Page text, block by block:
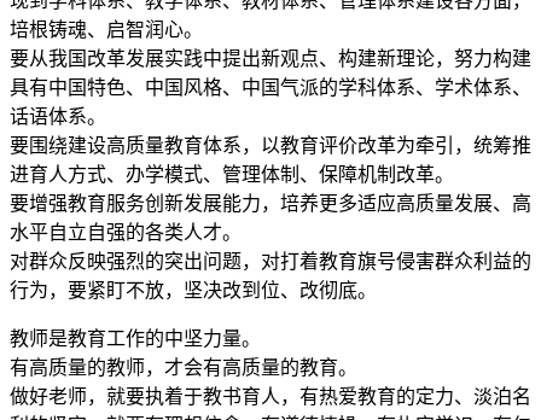
培根铸魂、启智润心。
要从我国改革发展实践中提出新观点、构建新理论，努力构建
具有中国特色、中国风格、中国气派的学科体系、学术体系、
话语体系。
要围绕建设高质量教育体系，以教育评价改革为牵引，统筹推
进育人方式、办学模式、管理体制、保障机制改革。
要增强教育服务创新发展能力，培养更多适应高质量发展、高
水平自立自强的各类人才。
对群众反映强烈的突出问题，对打着教育旗号侵害群众利益的
行为，要紧盯不放，坚决改到位、改彻底。
教师是教育工作的中坚力量。
有高质量的教师，才会有高质量的教育。
做好老师，就要执着于教书育人，有热爱教育的定力、淡泊名